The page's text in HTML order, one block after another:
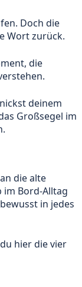
Doch die
Wort zurück.
die
deinem
Großsegel im
die alte
im Bord-Alltag
in jedes
hier die vier